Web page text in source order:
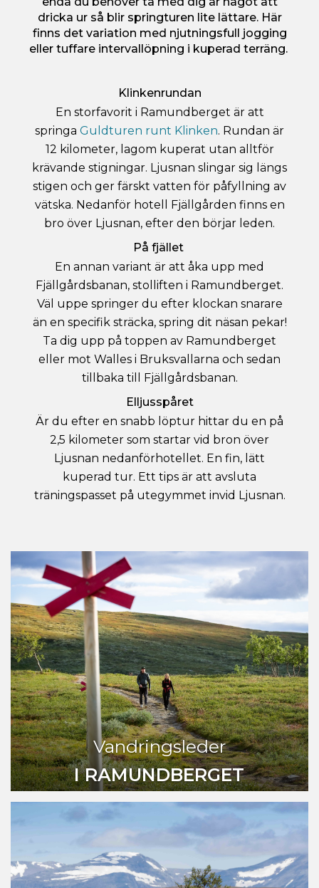
dricka ur så blir springturen lite lättare. Här
finns det variation med njutningsfull jogging
eller tuffare intervallöpning i kuperad terräng.
Klinkenrundan
En storfavorit i Ramundberget är att
springa Guldturen runt Klinken. Rundan är
12 kilometer, lagom kuperat utan alltför
krävande stigningar. Ljusnan slingar sig längs
stigen och ger färskt vatten för påfyllning av
vätska. Nedanför hotell Fjällgården finns en
bro över Ljusnan, efter den börjar leden.
På fjället
En annan variant är att åka upp med
Fjällgårdsbanan, stolliften i Ramundberget.
Väl uppe springer du efter klockan snarare
än en specifik sträcka, spring dit näsan pekar!
Ta dig upp på toppen av Ramundberget
eller mot Walles i Bruksvallarna och sedan
tillbaka till Fjällgårdsbanan.
Elljusspåret
Är du efter en snabb löptur hittar du en på
2,5 kilometer som startar vid bron över
Ljusnan nedanförhotellet. En fin, lätt
kuperad tur. Ett tips är att avsluta
träningspasset på utegymmet invid Ljusnan.
Vandringsleder
I RAMUNDBERGET